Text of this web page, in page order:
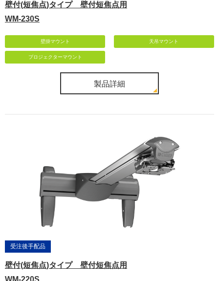
壁付(短焦点)タイプ 壁付短焦点用
WM-230S
壁掛マウント 天吊マウント
プロジェクターマウント
製品詳細
受注後手配品
壁付(短焦点)タイプ 壁付短焦点用
WM-220S